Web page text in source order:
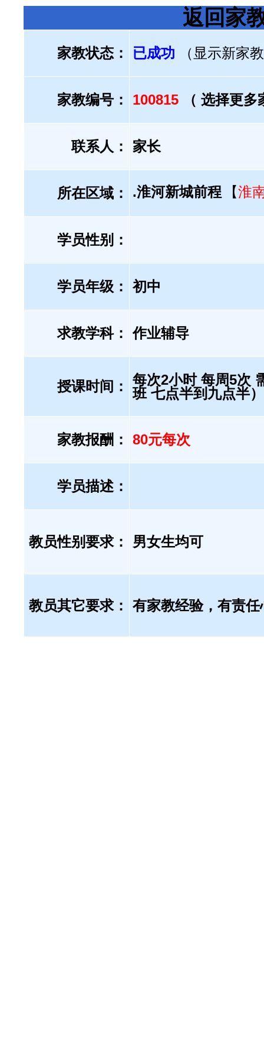
返回家
家教状态： 已成功 （显示新家
家教编号： 100815 （ 选择更
联系人： 家长
所在区域： .淮河新城前程 【淮
学员性别：
学员年级： 初中
求教学科： 作业辅导
授课时间：
每次2小时 每周5次
班 七点半到九点半）
家教报酬： 80元每次
学员描述：
教员性别要求： 男女生均可
教员其它要求： 有家教经验，有责任